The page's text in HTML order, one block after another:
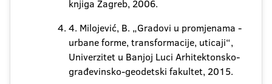
knjiga Zagreb, 2006.
4. Milojević, B. „Gradovi u promjenama -
urbane forme, transformacije, uticaji“,
Univerzitet u Banjoj Luci Arhitektonsko-
građevinsko-geodetski fakultet, 2015.